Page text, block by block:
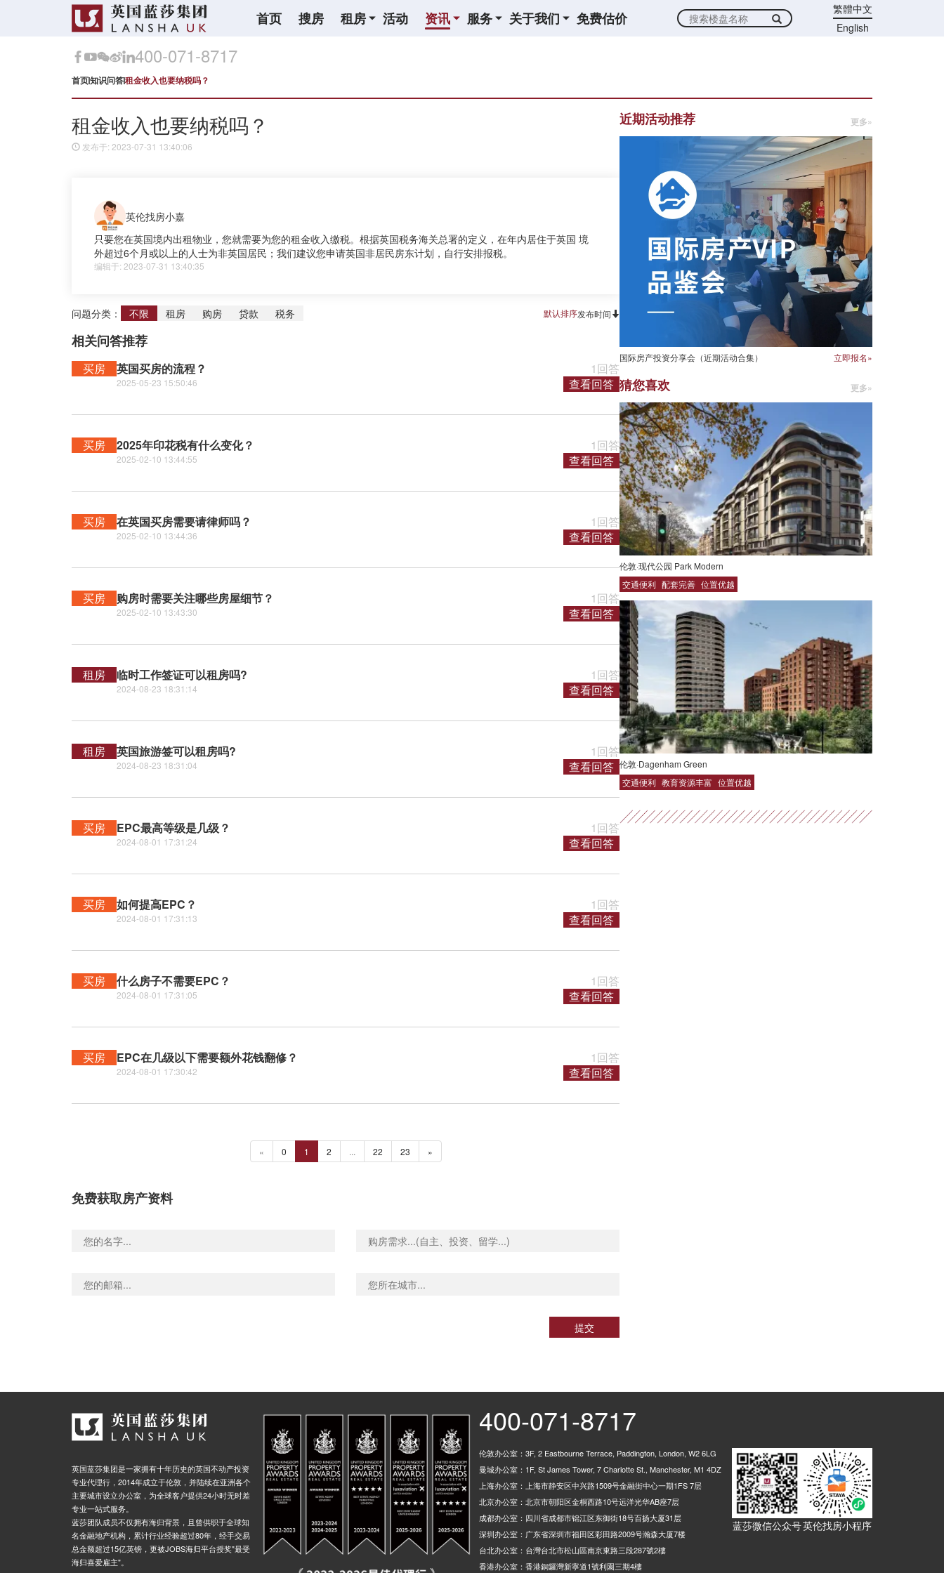
首页 搜房 租房 活动 资讯 服务 关于我们 免费估价
繁體中文
English
400-071-8717
首页知识问答租金收入也要纳税吗？
租金收入也要纳税吗？
发布于: 2023-07-31 13:40:06
英伦找房小嘉
只要您在英国境内出租物业，您就需要为您的租金收入缴税。根据英国税务海关总署的定义，在年内居住于英国 境
外超过6个月或以上的人士为非英国居民；我们建议您申请英国非居民房东计划，自行安排报税。
编辑于: 2023-07-31 13:40:35
问题分类： 不限 租房 购房 贷款 税务 默认排序发布时间
相关问答推荐
买房 英国买房的流程？
2025-05-23 15:50:46
1回答
查看回答
买房 2025年印花税有什么变化？
2025-02-10 13:44:55
1回答
查看回答
买房 在英国买房需要请律师吗？
2025-02-10 13:44:36
1回答
查看回答
买房 购房时需要关注哪些房屋细节？
2025-02-10 13:43:30
1回答
查看回答
租房 临时工作签证可以租房吗?
2024-08-23 18:31:14
1回答
查看回答
租房 英国旅游签可以租房吗?
2024-08-23 18:31:04
1回答
查看回答
买房 EPC最高等级是几级？
2024-08-01 17:31:24
1回答
查看回答
买房 如何提高EPC？
2024-08-01 17:31:13
1回答
查看回答
买房 什么房子不需要EPC？
2024-08-01 17:31:05
1回答
查看回答
买房 EPC在几级以下需要额外花钱翻修？
2024-08-01 17:30:42
1回答
查看回答
« 0 1 2 ... 22 23 »
免费获取房产资料
提交
近期活动推荐 更多»
国际房产投资分享会（近期活动合集） 立即报名»
猜您喜欢 更多»
伦敦·现代公园 Park Modern
交通便利 配套完善 位置优越
伦敦·Dagenham Green
交通便利 教育资源丰富 位置优越
英国蓝莎集团是一家拥有十年历史的英国不动产投资
专业代理行，2014年成立于伦敦，并陆续在亚洲各个
主要城市设立办公室，为全球客户提供24小时无时差
专业一站式服务。
蓝莎团队成员不仅拥有海归背景，且曾供职于全球知
名金融地产机构，累计行业经验超过80年，经手交易
总金额超过15亿英镑，更被JOBS海归平台授奖"最受
海归喜爱雇主"。
400-071-8717
伦敦办公室：3F, 2 Eastbourne Terrace, Paddington, London, W2 6LG
曼城办公室：1F, St James Tower, 7 Charlotte St., Manchester, M1 4DZ
上海办公室：上海市静安区中兴路1509号金融街中心一期1FS 7层
北京办公室：北京市朝阳区金桐西路10号远洋光华AB座7层
成都办公室：四川省成都市锦江区东御街18号百扬大厦31层
深圳办公室：广东省深圳市福田区彩田路2009号瀚森大厦7楼
台北办公室：台灣台北市松山區南京東路三段287號2樓
香港办公室：香港銅鑼灣新寧道1號利園三期4樓
蓝莎微信公众号英伦找房小程序